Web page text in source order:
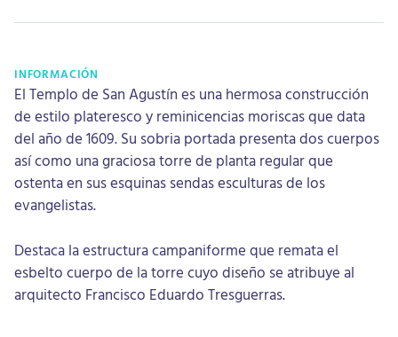
INFORMACIÓN
El Templo de San Agustín es una hermosa construcción
de estilo plateresco y reminicencias moriscas que data
del año de 1609. Su sobria portada presenta dos cuerpos
así como una graciosa torre de planta regular que
ostenta en sus esquinas sendas esculturas de los
evangelistas.
Destaca la estructura campaniforme que remata el
esbelto cuerpo de la torre cuyo diseño se atribuye al
arquitecto Francisco Eduardo Tresguerras.